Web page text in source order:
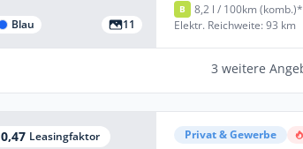
Blau 11
B 8,2 l / 100km (komb.)*
Elektr. Reichweite: 93 km
3 weitere
0,47 Leasingfaktor Privat & Gewerbe